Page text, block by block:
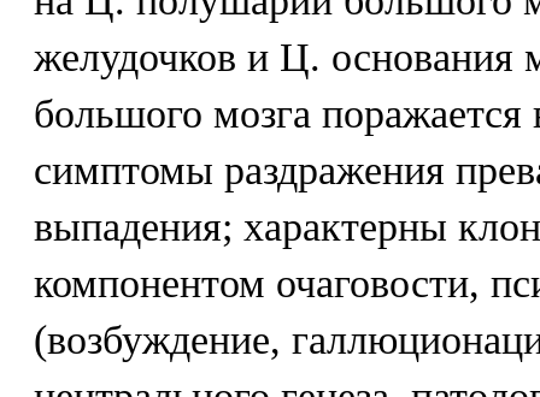
желудочков и Ц.
большого мозга
симптомы раздражения
выпадения; характерны
компонентом очаговости,
(возбуждение,